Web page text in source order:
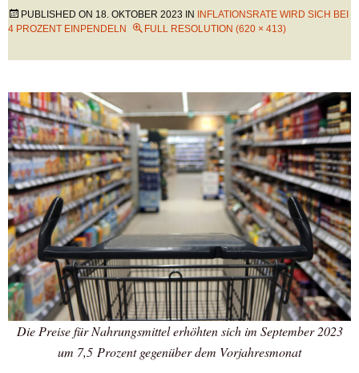
PUBLISHED ON 18. OKTOBER 2023 IN
INFLATIONSRATE WIRD SICH BEI
4 PROZENT EINPENDELN
FULL RESOLUTION (620 × 413)
Die Preise für Nahrungsmittel erhöhten sich im September 2023
um 7,5 Prozent gegenüber dem Vorjahresmonat